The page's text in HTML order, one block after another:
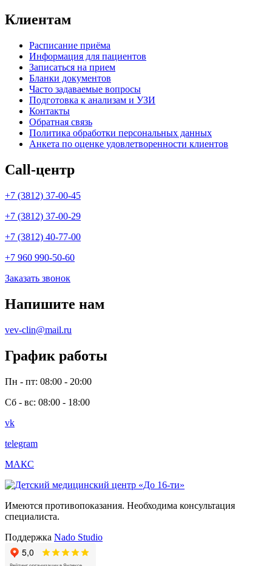
Клиентам
Расписание приёма
Информация для пациентов
Записаться на прием
Бланки документов
Часто задаваемые вопросы
Подготовка к анализам и УЗИ
Контакты
Обратная связь
Политика обработки персональных данных
Анкета по оценке удовлетворенности клиентов
Call-центр
+7 (3812) 37-00-45
+7 (3812) 37-00-29
+7 (3812) 40-77-00
+7 960 990-50-60
Заказать звонок
Напишите нам
vev-clin@mail.ru
График работы
Пн - пт: 08:00 - 20:00
Сб - вс: 08:00 - 18:00
vk
telegram
МАКС
Имеются противопоказания. Необходима консультация
специалиста.
Поддержка Nado Studio